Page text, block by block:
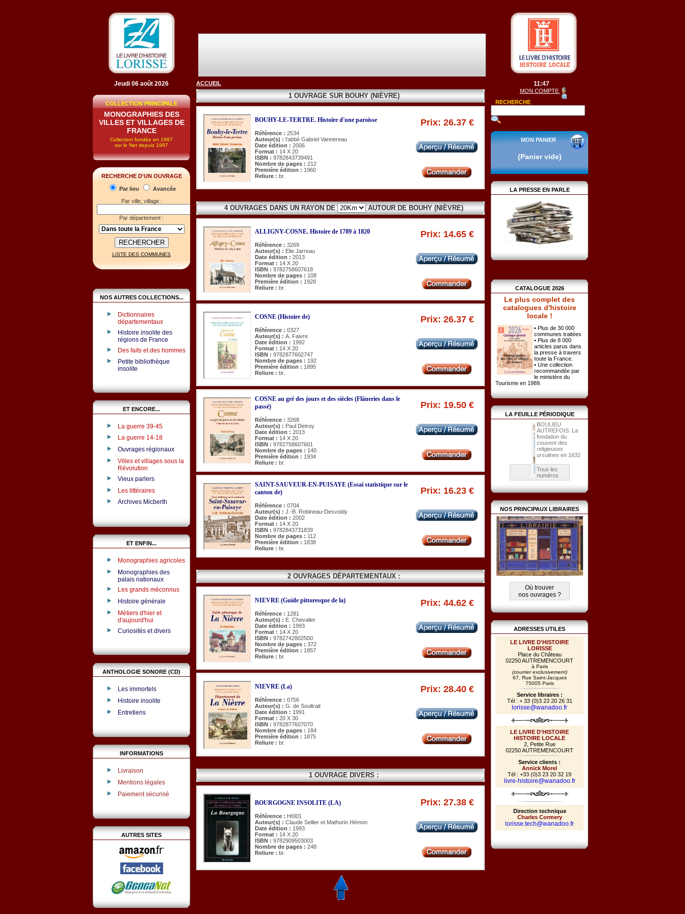
Jeudi 06 août 2026
COLLECTION PRINCIPALE
MONOGRAPHIES DES
VILLES ET VILLAGES DE
FRANCE
Collection fondée en 1987
sur le Net depuis 1997
RECHERCHE D'UN OUVRAGE
Par lieu
Avancée
Par ville, village :
Par département :
LISTE DES COMMUNES
NOS AUTRES COLLECTIONS...
Dictionnaires
départementaux
Histoire insolite des
régions de France
Des faits et des hommes
Petite bibliothèque
insolite
ET ENCORE...
La guerre 39-45
La guerre 14-18
Ouvrages régionaux
Villes et villages sous la
Révolution
Vieux parlers
Les littéraires
Archives Micberth
ET ENFIN...
Monographies agricoles
Monographies des
palais nationaux
Les grands méconnus
Histoire générale
Métiers d'hier et
d'aujourd'hui
Curiosités et divers
ANTHOLOGIE SONORE (CD)
Les immortels
Histoire insolite
Entretiens
INFORMATIONS
Livraison
Mentions légales
Paiement sécurisé
AUTRES SITES
ACCUEIL
1 OUVRAGE SUR BOUHY (NIÈVRE)
BOUHY-LE-TERTRE. Histoire d'une paroisse
Référence : 2534
Auteur(s) : l'abbé Gabriel Vannereau
Date édition : 2006
Format : 14 X 20
ISBN : 9782843739491
Nombre de pages : 212
Première édition : 1960
Reliure : br.
Prix: 26.37 €
4 OUVRAGES DANS UN RAYON DE AUTOUR DE BOUHY (NIÈVRE)
ALLIGNY-COSNE. Histoire de 1789 à 1820
Référence : 3269
Auteur(s) : Elie Jarreau
Date édition : 2013
Format : 14 X 20
ISBN : 9782758607618
Nombre de pages : 108
Première édition : 1928
Reliure : br.
Prix: 14.65 €
COSNE (Histoire de)
Référence : 0327
Auteur(s) : A. Faivre
Date édition : 1992
Format : 14 X 20
ISBN : 9782877602747
Nombre de pages : 192
Première édition : 1895
Reliure : br.
Prix: 26.37 €
COSNE au gré des jours et des siècles (Flâneries dans le
passé)
Référence : 3268
Auteur(s) : Paul Detroy
Date édition : 2013
Format : 14 X 20
ISBN : 9782758607601
Nombre de pages : 140
Première édition : 1934
Reliure : br.
Prix: 19.50 €
SAINT-SAUVEUR-EN-PUISAYE (Essai statistique sur le
canton de)
Référence : 0704
Auteur(s) : J.-B. Robineau-Desvoidy
Date édition : 2002
Format : 14 X 20
ISBN : 9782843731839
Nombre de pages : 112
Première édition : 1838
Reliure : br.
Prix: 16.23 €
2 OUVRAGES DÉPARTEMENTAUX :
NIEVRE (Guide pittoresque de la)
Référence : 1281
Auteur(s) : E. Chevalier
Date édition : 1993
Format : 14 X 20
ISBN : 9782742802500
Nombre de pages : 372
Première édition : 1857
Reliure : br.
Prix: 44.62 €
NIEVRE (La)
Référence : 0756
Auteur(s) : G. de Soultrait
Date édition : 1991
Format : 20 X 30
ISBN : 9782877607070
Nombre de pages : 184
Première édition : 1875
Reliure : br.
Prix: 28.40 €
1 OUVRAGE DIVERS :
BOURGOGNE INSOLITE (LA)
Référence : HI001
Auteur(s) : Claude Sellier et Mathurin Hémon
Date édition : 1993
Format : 14 X 20
ISBN : 9782909503003
Nombre de pages : 248
Reliure : br.
Prix: 27.38 €
11:47
MON COMPTE
RECHERCHE
MON PANIER
(Panier vide)
LA PRESSE EN PARLE
CATALOGUE 2026
Le plus complet des
catalogues d'histoire
locale !
• Plus de 30 000
communes traitées
• Plus de 8 000
articles parus dans
la presse à travers
toute la France.
• Une collection
recommandée par
le ministère du
Tourisme en 1989.
LA FEUILLE PÉRIODIQUE
BOULIEU
AUTREFOIS. La
fondation du
couvent des
religieuses
ursulines en 1632
Tous les
numéros
NOS PRINCIPAUX LIBRAIRES
Où trouver
nos ouvrages ?
ADRESSES UTILES
LE LIVRE D'HISTOIRE
LORISSE
Place du Château
02250 AUTREMENCOURT
à Paris
(courrier exclusivement)
67, Rue Saint-Jacques
75005 Paris
Service libraires :
Tél : + 33 (0)3 23 20 26 31
lorisse@wanadoo.fr
LE LIVRE D'HISTOIRE
HISTOIRE LOCALE
2, Petite Rue
02250 AUTREMENCOURT
Service clients :
Annick Morel
Tél : +33 (0)3 23 20 32 19
livre-histoire@wanadoo.fr
Direction technique
Charles Cormery
lorisse.tech@wanadoo.fr